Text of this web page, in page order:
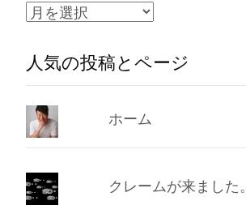
ア
カ
イ
ブ
人気の投稿とページ
ホーム
クレームが来ました。